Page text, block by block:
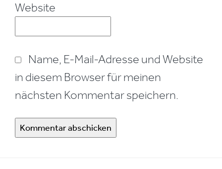
Website
Name, E-Mail-Adresse und Website
in diesem Browser für meinen
nächsten Kommentar speichern.